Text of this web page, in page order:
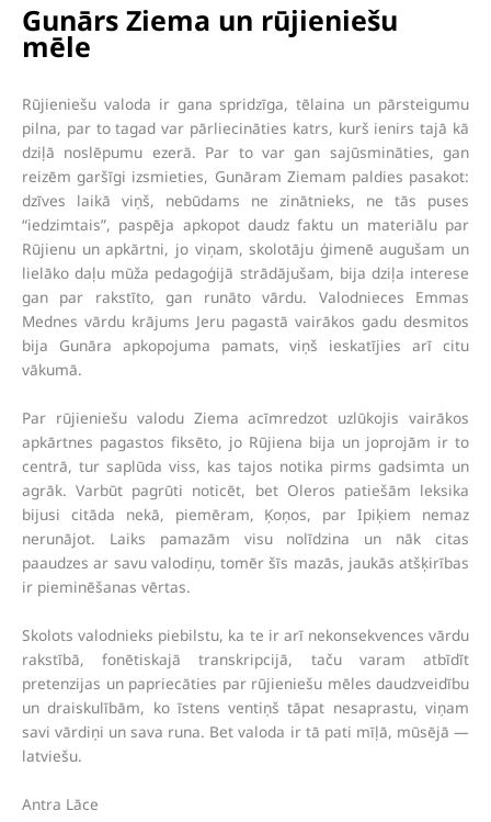
Gunārs Ziema un rūjieniešu
mēle
Rūjieniešu valoda ir gana spridzīga, tēlaina un pārsteigumu
pilna, par to tagad var pārliecināties katrs, kurš ienirs tajā kā
dziļā noslēpumu ezerā. Par to var gan sajūsmināties, gan
reizēm garšīgi izsmieties, Gunāram Ziemam paldies pasakot:
dzīves laikā viņš, nebūdams ne zinātnieks, ne tās puses
“iedzimtais”, paspēja apkopot daudz faktu un materiālu par
Rūjienu un apkārtni, jo viņam, skolotāju ģimenē augušam un
lielāko daļu mūža pedagoģijā strādājušam, bija dziļa interese
gan par rakstīto, gan runāto vārdu. Valodnieces Emmas
Mednes vārdu krājums Jeru pagastā vairākos gadu desmitos
bija Gunāra apkopojuma pamats, viņš ieskatījies arī citu
vākumā.
Par rūjieniešu valodu Ziema acīmredzot uzlūkojis vairākos
apkārtnes pagastos fiksēto, jo Rūjiena bija un joprojām ir to
centrā, tur saplūda viss, kas tajos notika pirms gadsimta un
agrāk. Varbūt pagrūti noticēt, bet Oleros patiešām leksika
bijusi citāda nekā, piemēram, Ķoņos, par Ipiķiem nemaz
nerunājot. Laiks pamazām visu nolīdzina un nāk citas
paaudzes ar savu valodiņu, tomēr šīs mazās, jaukās atšķirības
ir pieminēšanas vērtas.
Skolots valodnieks piebilstu, ka te ir arī nekonsekvences vārdu
rakstībā, fonētiskajā transkripcijā, taču varam atbīdīt
pretenzijas un papriecāties par rūjieniešu mēles daudzveidību
un draiskulībām, ko īstens ventiņš tāpat nesaprastu, viņam
savi vārdiņi un sava runa. Bet valoda ir tā pati mīļā, mūsējā —
latviešu.
Antra Lāce